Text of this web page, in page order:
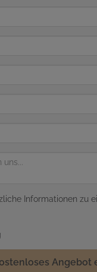
Informationen zu
Angebot